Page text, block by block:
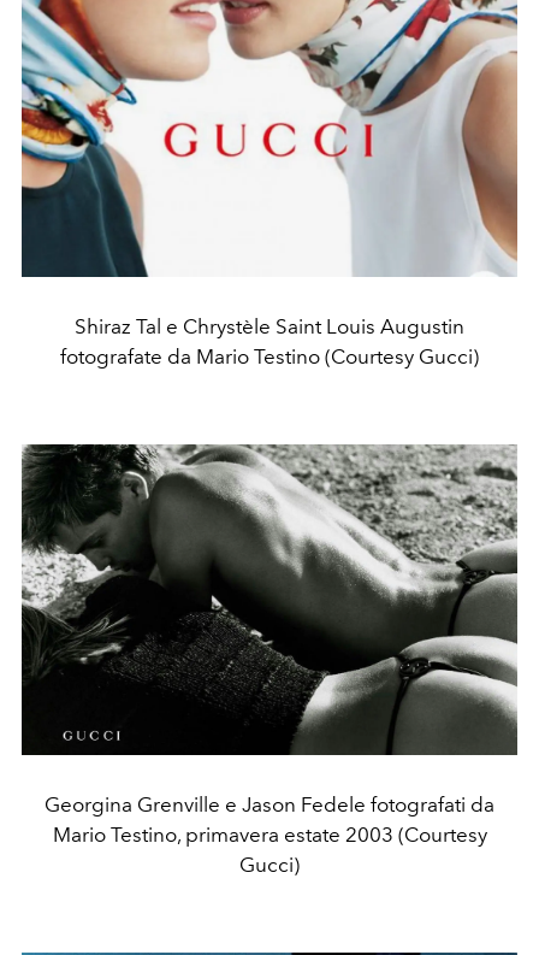
Shiraz Tal e Chrystèle Saint Louis Augustin
fotografate da Mario Testino (Courtesy Gucci)
Georgina Grenville e Jason Fedele fotografati da
Mario Testino, primavera estate 2003 (Courtesy
Gucci)